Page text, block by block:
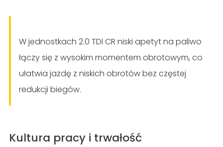
W jednostkach 2.0 TDI CR niski apetyt na paliwo
łączy się z wysokim momentem obrotowym, co
ułatwia jazdę z niskich obrotów bez częstej
redukcji biegów.
Kultura pracy i trwałość